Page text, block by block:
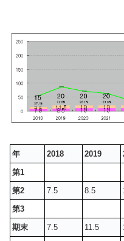
年 2018 2019
第1
第2
7.5 8.5
第3
期末
7.5 11.5